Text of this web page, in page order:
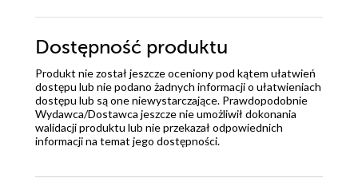
Dostępność produktu
Produkt nie został jeszcze oceniony pod kątem ułatwień
dostępu lub nie podano żadnych informacji o ułatwieniach
dostępu lub są one niewystarczające. Prawdopodobnie
Wydawca/Dostawca jeszcze nie umożliwił dokonania
walidacji produktu lub nie przekazał odpowiednich
informacji na temat jego dostępności.